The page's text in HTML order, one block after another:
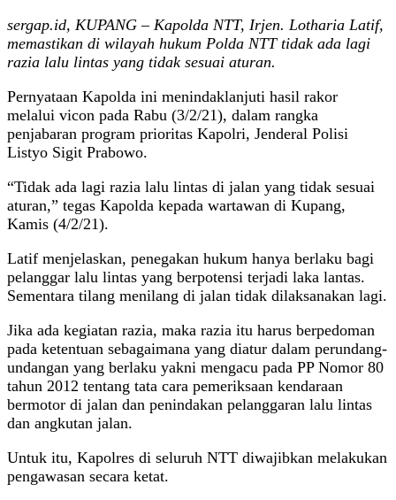
sergap.id, KUPANG – Kapolda NTT, Irjen. Lotharia Latif,
memastikan di wilayah hukum Polda NTT tidak ada lagi
razia lalu lintas yang tidak sesuai aturan.
Pernyataan Kapolda ini menindaklanjuti hasil rakor
melalui vicon pada Rabu (3/2/21), dalam rangka
penjabaran program prioritas Kapolri, Jenderal Polisi
Listyo Sigit Prabowo.
“Tidak ada lagi razia lalu lintas di jalan yang tidak sesuai
aturan,” tegas Kapolda kepada wartawan di Kupang,
Kamis (4/2/21).
Latif menjelaskan, penegakan hukum hanya berlaku bagi
pelanggar lalu lintas yang berpotensi terjadi laka lantas.
Sementara tilang menilang di jalan tidak dilaksanakan lagi.
Jika ada kegiatan razia, maka razia itu harus berpedoman
pada ketentuan sebagaimana yang diatur dalam perundang-
undangan yang berlaku yakni mengacu pada PP Nomor 80
tahun 2012 tentang tata cara pemeriksaan kendaraan
bermotor di jalan dan penindakan pelanggaran lalu lintas
dan angkutan jalan.
Untuk itu, Kapolres di seluruh NTT diwajibkan melakukan
pengawasan secara ketat.